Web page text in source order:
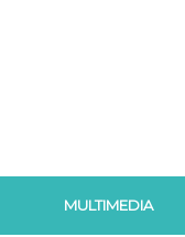
MULTIMEDIA